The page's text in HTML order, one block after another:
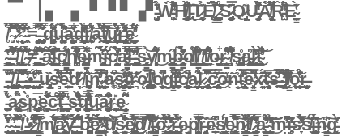
▔ ▕ ▖ ▗ ▝ ▝ ▘ ▞ ̵̡̡̡̲͈̙̖̤̲̺̽́̈́̾̒̑̃ͅẀ̵̛̺̥͕͕̙͒̏͗̃̋̇͌̎̓̈́̍͝͝H̸̨̡͇̮͖̯̻̤͇͔̲̊͊͌͋̊̀̋̈̐̍͗I̵̢͊̈͐͜͠͠T̷̨͔̘͕̱̰̩͚̉͊Ě̸̢̹͕̮͚̺̳̔̀́͊͐̄̀̇̇̚ ̷̼͔͍̗̯͉̪̼̮̼̳́͑͗͂̂̾̕͠͠S̷̡̡͉̰̝̬̥̲̖̮͚͕̰͎̿̌͂͊̂͐Q̷̢͔̞̘̝̩̻̲͊U̶̡͙̫̮̻͔̭̙̝͛͌͑̀̽͒̒́̑͌͑̔͘͝À̸̢͔̥̻̬͍͖̞̏͂̃̈́̾͒͑̄̃̒͒͛̚Ȑ̵̛̺̤̌͒̐̓̇́͐͒̄̕͘͠ͅE̴̠̳̤̩̰̲͑̔̌̇̀
̸̛̥̇́̉ ̴̧̧̏̈́͋͌̌̂̅́̀̅͆̈́ ̷̛̘̥̆̐̈́̀̎̒͘̚͝ ̴̨̨̛̬͎͔̐̿̑̓͂͗͒͘̕͘͠ ̵̹̯̥̄̂̓̉=̵̡̤̜̘̥̣͍͓͈̿͛͆̚ ̶̧̡̡̡͕̖̯̗̣̬̰̽̿͌̉̃͗̍͗͊́̋q̴̡͈̤͕͓̻͖͎̼̼̜̞̘̱̈́̈́̈́̊̈́̎̈́͊̔͌́̕ų̶̛̘̟͚̘̟̥̭̫̥̈͆̃͐͋̈́́̄͊̾̀͠͝ą̶̱̗͈̼͍̝̰̺͙̻̘̅̓͋̋̆d̶̛͇̪͇͇̻̱̯̩̣̻͔̀͗̌̈̽͋̄̔̌̑̍̒̚r̸̹̟̥̰̟͊͋͗́͋͝a̶͕̯͌̽̈́͑͌̀͘t̸͙͇̣̰͍̪͉̗̞͉̲̖̟͍͆̀̄̿͘͜͠͝u̷̙̺͎̟̗̩̯͎͍̖͕͇̓̀̀̔́̉̅͊͜ͅr̶̨̢̯̱̰̯̯͓͈̺͍̠̥̒͌͂̔̈́̀̀̓͐̄̄̇̕͝͝ȩ̴̙̯̬͉̠̠̞̙̮̞̈́̒̈̅͌͌̕
̴̡̨͇̝͉̙͕͖̥͕͚̄̽̍̋̔ ̶̯̱̯̌́͑̓͆̉̐̇́͛̓͗͠ ̸̢̗̞́̃̓̅͑̚͜͝ ̸̱̩̘̹͍̲̖͍̟͎͚̈́͂͐ͅ ̴͍̤͋͛̆̀̆̇̈́̎̇̂͊͠≠͇͖̰͍̱̦̪̫̥̟̘̐̋̒͗͐̏͜ ̵̯͕̻̣͖̄͑̌͗̃͌̚͠͠͝ả̴̟̼̟̥̫͂̃̾̑̊̒̏̈́̔̕l̴̺̙̙͇̱̉̆͐̄̚͘͝c̸̨̦͓̺̱͕͙̹̱͇͉͚̳̞̞̓́͋͑͂ḣ̸̪͓̿̈̔̋̓́̒̓͒̓͛̍̚ę̶͙̹̘͉̟̤̹̳̻̘͖̞̪͑̂͌̀͋̅͘ͅm̴̢̨̥̬̱̺̃̃̈́͐̒̇̈́̀î̴̬̺́̈́̌̒c̸̙̰̯̦͎̦̖̞̝̹̯̮̀̀̓̓̌̒̾̃̉̚a̷͚̟̳̗̭̮͊̂́̿̒̅̈́̑̒͑̚͘͝l̶̤̯̖͛͊̀̕ ̵̡̪̟̝̭̙̯͇̐̓̿̓̅͋̓͜ͅs̵̹̳̻͙͕̮͉̬͈̭̉̾͝ý̸͔͔̝̥͉̘͈̥͓͛̐͌̄͑́͜m̵̡̨͇̳̲̥͚̼̰̯̻̋͜b̶̨̳̤̳̤̼̭͍̰̥̟̩̰̣͖̂̓̄́̈̓̀̉̂̇̀̃̎̀o̸͔̠̰̼͉̙̺͒͐̒͛ļ̸͇̯̗̯̗̬͕̳͈͈͒͗̊̑̈̽̃̈̍̄̎́̕͠ͅ ̸̨̧̲̱͍̬̹͇͈͕͆̒̕f̸̛̗̲̰͆̐́̇̇͒o̶̡̠͔̭͎͋ͅŗ̴̦͇̳̹̐͛̐̄̽͆͒̄͒̕ ̸̝̩̞̹͌̆̈́̓̓̂͗͒ş̷̲̤̰͙͖͕̼̹̫̫̹̦͈̪̊a̵̧̨̫̲̙̭̪̭̤̰̮͇̪͆͗͜l̷̢̢̗͖̭̗͇̀̑̒͆̊͛͜͠t̴͎̲̘̟̩͖͕̦̩͕͙̱̔̀̾͋̐̕͝ͅ
̵̰̫̰͇̟̹̜͎̯̘̣̎̐̿̾͐̆̐͐͠ ̸̢͉͖̜̬̰̥̤͚͈̈́́́͊͐͝ ̸̨̧̡͇̺̪̝̼̯̺̙͕̫̈́̈͌̚ͅͅ ̶͎͉̫̘̙̎̀̌́̑͐͗̚͘͝͝ ̴̹̥̠̟͇̮̰͚̖̤͓̗̪͈͛͗͆̉́̓•̶̨̛̻͇͖̔̍̋ ̶̡͇͇̘̖̦͖̤̘̟̘̜̣̘̂̾͌̃͒̈͘u̷̢̡̙̮̤̝̘͐̏s̴̛̻̻̒͒͂̌̑̅̈́̀͊͝͠͠é̴̱̗͓̗̼̗͇͒̏̈́̈́̈̿͒̿͂̀͂̈́̕d̷̞̦͉͐̋̍̓̋̓̍̈ ̸̯͠i̴͎̫̱̱̜̘͕͉̜̪̳̼͍̩̍̀͂͛̀̉͘n̴̩͙̹̯̠̺͖̘̠̞̘̠̈͗̏̒̅͌̿͘̕ ̷̛̟̭͇̯̘͔̤̫̦͈̼̋̇̀̋̕̚a̷͚͎͐̋̏͑͒͠ş̷̡̞̺͇̭̠̼̳̬̪́̔̊̓͋ͅt̶͖̖͇͎͈̼̠̗̮̲̼̙̝̘͔̀̊́̈́̊̑̎̑͐̆̕͝r̴͉̊̇̔̊͊͛̑ǫ̶̨̢̖̼̙̖̙̥͉̙̿̓̚l̸̨̡̨̛̪̼̮͉̭̘͇̣͕̤̝͐̊́͒o̸̮̙̥̹͍̠͐̋̏̚̚g̴̨̘͙͍̼̥̖͖̳̜̰͓̎́͒̕̕͝ì̵̞̺̘̹̪̠͍́̉̉͋̄̎͂̽̿̒̕c̸̛̛̤͓͇͖̝̮̥̥͎͌̆͒̆͜͜a̵͍͖̝̞̼̘͇̯͋͒͘͝l̷̻̞͐ ̷̢̧͉̰̹̗̲͖̠̬̟̣̅̿͆̽͒͐͜͠c̵̢̧̗̞̱̘͇̯̙̙͙̰̍̄̋͗̍̈́̂̈̔̿̏̆͜͠ő̶̯̒ñ̵̲̮̲͎͗t̴̢̛̗̫̮͖̫̰̾̆͐̾̀̎̾̃͒̿͒ẽ̴̛̘͓͓̳̿̋̆͒̃͘̚͝ẍ̷̱͈̲͍̰́̌̇͊̌̆̆̈ͅt̶͉̼͈̥̮̜̘̲̆̇̅̔̈ͅs̶͚͖̠̈́͋͋̍̆̇̓́̈́̿́͘͜ ̴̧̢̛̰̮͕̠̪̰̞̱̞̩́̈̄̈̾̈́̓̏̈́̚͜ͅf̸̳̒̊̅͂͌̈́̈́̉̅̔̕͝ǫ̴̨̯͍͇̦̫͂̎̈̾̄̾̈́̈́̆̑̈̔ř̶̼̯̘̱̝̺̫̲̥̲̠
̵̧̙̪̠̠̖̫̣̥͚̺̫͐̾̉͛́̆͛͘a̷̢̩̠̩̹̩͙̤̦̹̜͋͋̈́͜s̶͎̊̇̀p̴̡̛͈͎̦̘͇̬̥̲̗̅ę̴̧̘̫̼̘̥̘̩͙̝̥̾̏̌̎͗̏̏͌̈́̑͑͘͜͜͝͝͝c̵͎̓͌͗̆ͅţ̶̠͉̤̥̗̗̖̞̪̪̞͂̄̐̂͊̔̿͘͘̚ͅ ̵͕̬̟̫͍̟̞͎̠̝̬͉͎̾̓s̶̛̗̯̫͎̫̦̙̣͍̫͎̩̗̺͋̄̽͐̐̓̇̀͒͂̕͘͠͝q̵̛̛̲͇͖̰͔͚͙͈͇̞̽͒̈̿̒͐̓͘͜ͅü̵̗̫̭̏͑͆͘ă̷̧̡̡̼̪͉͙͉̰̆̾͂̋͒͆̽ͅr̴̺̹̟̲͉̖̜̯̲̟̘̱̽͜͜ͅḙ̴̬̤̳̘̬͆͆͌
̴̨̗̗̣̦̠̜̖̬̮̟̈̍͐̀͗̈́̈́́̒̌̎ ̴̨͉͓̥̽̀̕ ̵̧̧̮̦̜̙̄̏͊̀́̑̐̑̚ ̸̬̻̮̭͕̦̖͔̩̞͇̉̔̽ ̵͙̟̰̻̪̣̟̞̯̭͖̰̻̟̍̔̀•̷̨̡̛̬̪̗̼͔̥̼̣͇̋̐̈̂̂̒͑̆̈́̏͝ͅ ̸̢̧̩͙̘͇̗͇̗̳̜͉̦̀̃̾̅̃̀̿͛͑̈́̈̋m̸̢̨͓̦̪̟͉̖͕̥̻̜͚̅͊͂̽̂̽́́̏̓͘͘͜͝͠͝ͅa̷̧͉̘̰͍̞̻̥̓̏̓̈́̍̓͋̈̅̉̋̈́͠ÿ̶̺͖͖̗̤͍̙̩̝̩͉̼̤̩́̑̃̊̎̒̀͘͘ ̵̮̻̝̭̤̠̝́̈́̈́͌͐́̇͋̆̚͘̚̚ḃ̵̧̧̡̯͓̟̗̪̜̫̬̦̗̦̣̉̏̎̈́̔̍̕͠͝ę̷̛͚͉̱̹̳̗͍͔̭̖̺̳̑̃͂͛͛͊́̒͗́̑̃̈́̕ͅͅ ̴͚̠͖̘̆̇̓͗̾̆̔̍̂̈͝ù̸̢̘̩̬̞͖͖̙̣̏ͅs̷̬̫̯̟̲̐̊̑̐̂̂̀͝ë̸̢̡̨̧̺̬̩̼̣͖̝͇́̉̈̆̉͛̄̎̿͜͜͝͠d̸̤̓̿͠ ̸͈͔̓̈́̀̆͋̊̿͐̊͌ͅţ̶̡̥̝̼̺̳͎͉̤̞̤̝͎̮͑̆͌̀̊̃͗̽̇̄͠ỏ̴͍̫̗̖͇̄̆͆̆̄͆͌̇̀́̂̒̏͜͝ ̷̮̠̮͓̹̘̘̔̒̑̂̒̽͗̓̉͆͜͝ͅͅr̶͙̺̠̭͇͈̫̰͋̑̈́̀̍́e̵̮͙̘͘p̸̞̯̮̺̭̟̩͉̞̥͎̬̔͋̿̄̏͆ṙ̶̡͈͈̙̱̯̌͝ẻ̴̠̟̽͑̚ṣ̸̘̦͈͔̼͇̘̞̰͆̈́̕ę̵̢̤̻͇̬̟̝̥͈̿̽̐̅̈́̄̄̿̈́͘͘͠n̷̢͇̞̠̳̜̜̟̜̟̼͔͂̽͗̐̀͜t̸̲́̍̑̀̃̊̎̓̄͗͘ ̷̨̛̳͔̠̰̬͎̠̼́̋̎̇̈́̿̍̓́̓̽̇a̵̛̟̠̳̹͍͔̩̯̫̐̂́͑͐̍͗̕͘̕͝ ̴̨̠̦̗̯͉̬̯̰̼̑̉̓̄̂͛̒̓̑̓̕͜͠͝͝ͅm̵̤͊̓͂͂̚i̶̧̻͊͐̒̄̓s̷̞̏́̓̅̒̎̓̉̍̕͠s̸̖̏̈́͠į̶̛̥͙̥̠̼̺̹͈͉̙̼̫̀͊̈́̇̌ͅn̴̢̢͈̲̲̫͎̳͆̾͠g̵̣̖͔̝̬̔͛̈̀